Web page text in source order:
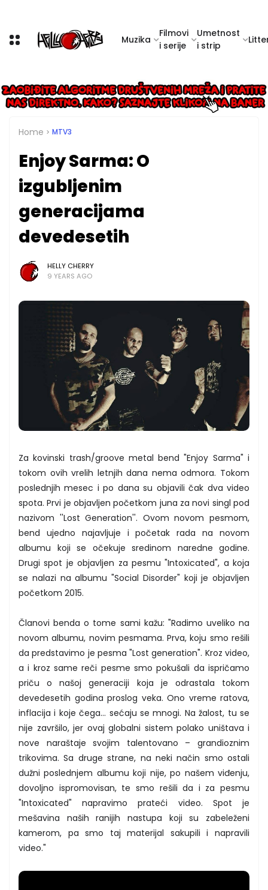
Muzika
Filmovi
i serije
Umetnost
i strip
Home MTV3
Enjoy Sarma: O
izgubljenim
generacijama
devedesetih
HELLY CHERRY
9 YEARS AGO
Za kovinski trash/groove metal bend "Enjoy Sarma" i
tokom ovih vrelih letnjih dana nema odmora. Tokom
poslednjih mesec i po dana su objavili čak dva video
spota. Prvi je objavljen početkom juna za novi singl pod
nazivom ''Lost Generation''. Ovom novom pesmom,
bend ujedno najavljuje i početak rada na novom
albumu koji se očekuje sredinom naredne godine.
Drugi spot je objavljen za pesmu "Intoxicated", a koja
se nalazi na albumu "Social Disorder" koji je objavljen
početkom 2015.
Članovi benda o tome sami kažu: "Radimo uveliko na
novom albumu, novim pesmama. Prva, koju smo rešili
da predstavimo je pesma "Lost generation". Kroz video,
a i kroz same reči pesme smo pokušali da ispričamo
priču o našoj generaciji koja je odrastala tokom
devedesetih godina proslog veka. Ono vreme ratova,
inflacija i koje čega... sećaju se mnogi. Na žalost, tu se
nije završilo, jer ovaj globalni sistem polako uništava i
nove naraštaje svojim talentovano – grandioznim
trikovima. Sa druge strane, na neki način smo ostali
dužni poslednjem albumu koji nije, po našem viđenju,
dovoljno ispromovisan, te smo rešili da i za pesmu
"Intoxicated" napravimo prateći video. Spot je
mešavina naših ranijih nastupa koji su zabeleženi
kamerom, pa smo taj materijal sakupili i napravili
video."